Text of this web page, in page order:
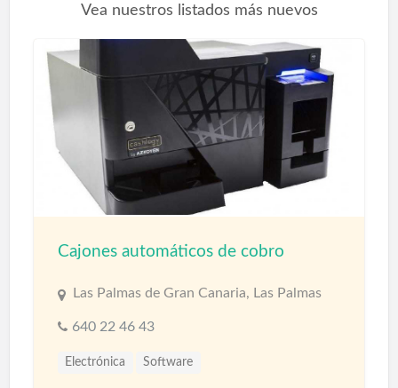
para la construcción:
Resinas Componentes Cuarzos arena
Para comprar Arena de Cuarzo debe
solicitar información, precios o una
cotización para las empresas
constructoras o particulares a
Vea nuestros listados más nuevos
Cajones automáticos de cobro
Las Palmas de Gran Canaria, Las Palmas
640 22 46 43
Electrónica Software